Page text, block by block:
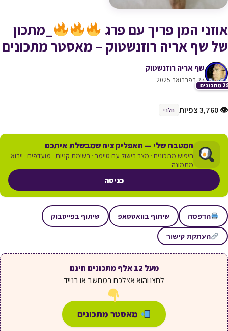
אוזני המן פריך עם פרג
_מתכון
של שף אריה רוזנשטוק – מאסטר מתכונים
שף אריה רוזנשטוק
27 בפברואר 2025
👁 3,760 צפיות חלבי
המטבח שלי — האפליקציה שמבשלת איתכם
חיפוש מתכונים · מצב בישול עם טיימר · רשימת קניות · מועדפים · ייבוא
מתמונה
כניסה
הדפסה שיתוף בוואטסאפ שיתוף בפייסבוק
העתקת קישור
מעל 12 אלף מתכונים חינם
לחצו והוא אצלכם במחשב או בנייד
מאסטר מתכונים